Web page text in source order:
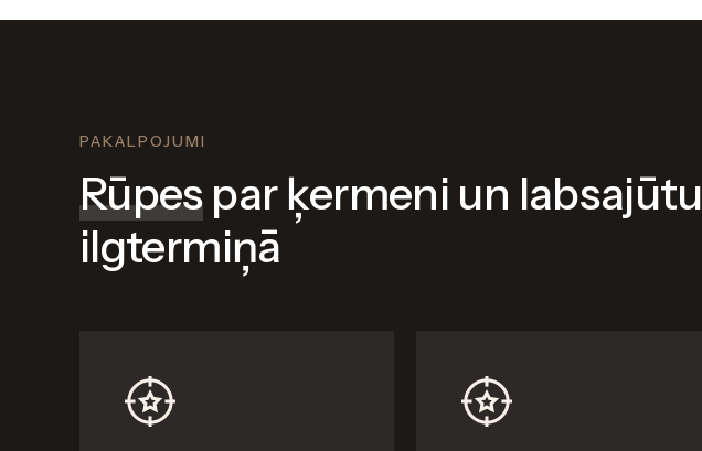
PAKALPOJUMI
Rūpespar ķermeni un labsajūtu
ilgtermiņā